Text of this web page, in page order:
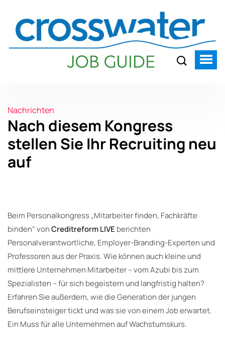
Nachrichten
Nach diesem Kongress
stellen Sie Ihr Recruiting neu
auf
Beim Personalkongress„Mitarbeiter finden, Fachkräfte
binden“vonCreditreform LIVE berichten
Personalverantwortliche, Employer-Branding-Experten und
Professoren aus der Praxis. Wie können auch kleine und
mittlere Unternehmen Mitarbeiter – vom Azubi bis zum
Spezialisten – für sich begeistern und langfristig halten?
Erfahren Sie außerdem, wie die Generation der jungen
Berufseinsteiger tickt und was sie von einem Job erwartet.
Ein Muss für alle Unternehmen auf Wachstumskurs.